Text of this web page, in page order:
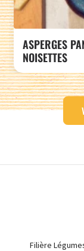
ASPERGES
NOISETTES
Filière